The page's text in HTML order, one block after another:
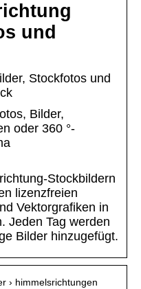
und
Stockfotos und
Bilder,
oder 360 °-
Stockbildern
lizenzfreien
Vektorgrafiken in
Jeden Tag werden
Bilder hinzugefügt.
› himmelsrichtungen